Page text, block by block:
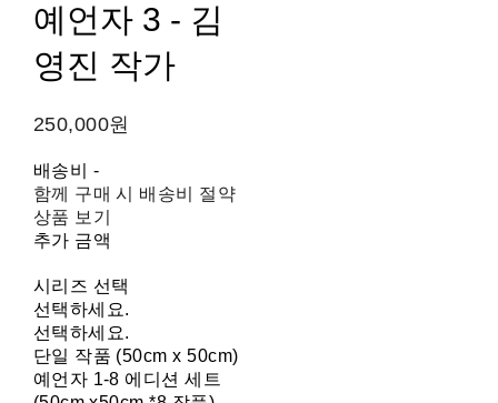
예언자 3 - 김
영진 작가
250,000원
배송비 -
함께 구매 시 배송비 절약
상품 보기
추가 금액
시리즈 선택
선택하세요.
선택하세요.
단일 작품 (50cm x 50cm)
예언자 1-8 에디션 세트